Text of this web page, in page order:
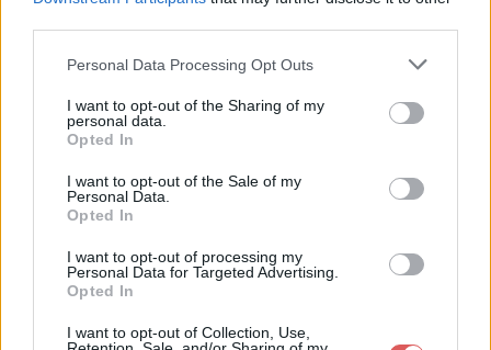
Personal Data Processing Opt Outs
I want to opt-out of the Sharing of my
personal data.
Opted In
I want to opt-out of the Sale of my
Personal Data.
Opted In
I want to opt-out of processing my
Personal Data for Targeted Advertising.
Opted In
I want to opt-out of Collection, Use,
Partager le fichier testfb.htm sur
le Web et les réseaux sociaux: